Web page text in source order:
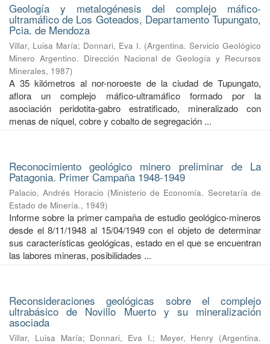
Geología y metalogénesis del complejo máfico-
ultramáfico de Los Goteados, Departamento Tupungato,
Pcia. de Mendoza
Villar, Luisa María; Donnari, Eva I. (Argentina. Servicio Geológico
Minero Argentino. Dirección Nacional de Geología y Recursos
Minerales, 1987)
A 35 kilómetros al nor-noroeste de la ciudad de Tupungato,
aflora un complejo máfico-ultramáfico formado por la
asociación peridotita-gabro estratificado, mineralizado con
menas de níquel, cobre y cobalto de segregación ...
Reconocimiento geológico minero preliminar de La
Patagonia. Primer Campaña 1948-1949
Palacio, Andrés Horacio (Ministerio de Economía. Secretaría de
Estado de Minería., 1949)
Informe sobre la primer campaña de estudio geológico-mineros
desde el 8/11/1948 al 15/04/1949 con el objeto de determinar
sus características geológicas, estado en el que se encuentran
las labores mineras, posibilidades ...
Reconsideraciones geológicas sobre el complejo
ultrabásico de Novillo Muerto y su mineralización
asociada
Villar, Luisa María; Donnari, Eva I.; Meyer, Henry (Argentina.